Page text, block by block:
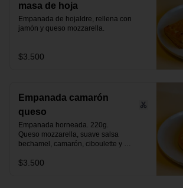
masa de hoja
Empanada de hojaldre, rellena con
jamón y queso mozzarella.
$3.500
Empanada camarón
queso
Empanada horneada. 220g.
Queso mozzarella, suave salsa
bechamel, camarón, ciboulette y
$3.500